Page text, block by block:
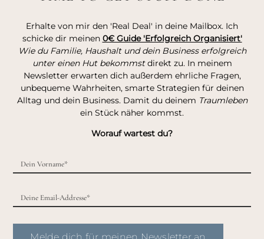
Erhalte von mir den 'Real Deal' in deine Mailbox. Ich
schicke dir meinen 0€ Guide 'Erfolgreich Organisiert'
Wie du Familie, Haushalt und dein Business erfolgreich
unter einen Hut bekommstdirekt zu. In meinem
Newsletter erwarten dich außerdem ehrliche Fragen,
unbequeme Wahrheiten, smarte Strategien für deinen
Alltag und dein Business. Damit du deinem Traumleben
ein Stück näher kommst.
Worauf wartest du?
Melde dich für meinen Newsletter an